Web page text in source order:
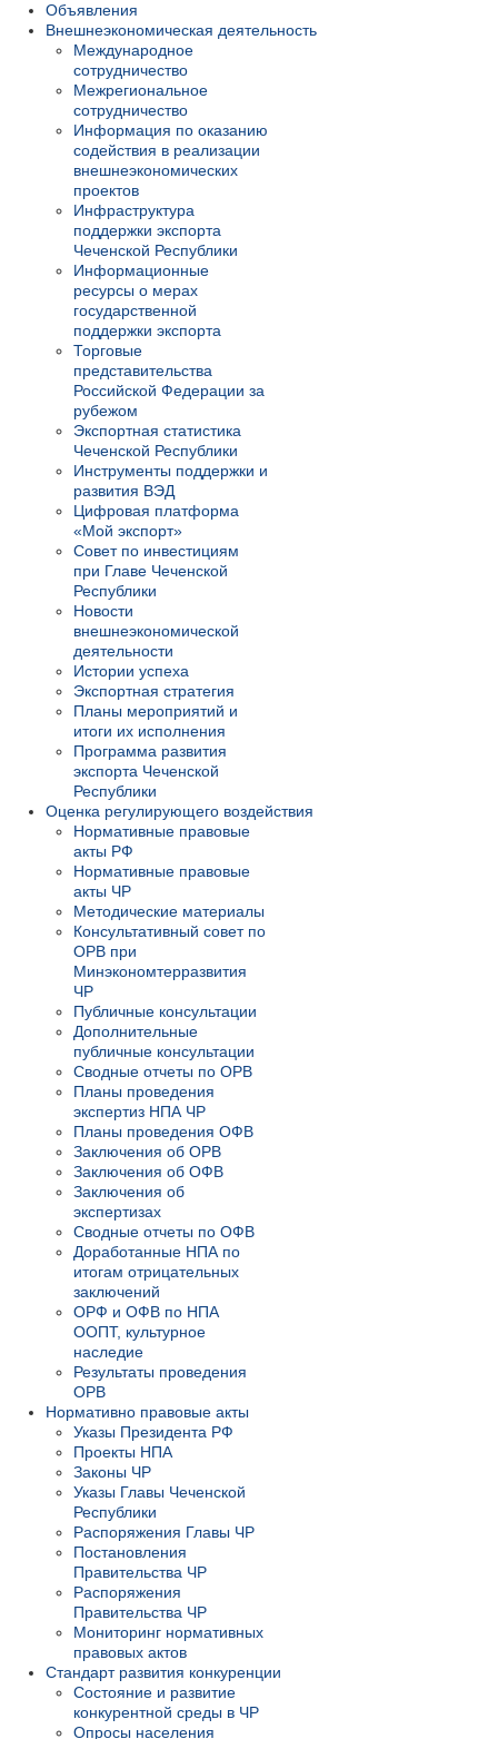
Объявления
Внешнеэкономическая деятельность
Международное
сотрудничество
Межрегиональное
сотрудничество
Информация по оказанию
содействия в реализации
внешнеэкономических
проектов
Инфраструктура
поддержки экспорта
Чеченской Республики
Информационные
ресурсы о мерах
государственной
поддержки экспорта
Торговые
представительства
Российской Федерации за
рубежом
Экспортная статистика
Чеченской Республики
Инструменты поддержки и
развития ВЭД
Цифровая платформа
«Мой экспорт»
Совет по инвестициям
при Главе Чеченской
Республики
Новости
внешнеэкономической
деятельности
Истории успеха
Экспортная стратегия
Планы мероприятий и
итоги их исполнения
Программа развития
экспорта Чеченской
Республики
Оценка регулирующего воздействия
Нормативные правовые
акты РФ
Нормативные правовые
акты ЧР
Методические материалы
Консультативный совет по
ОРВ при
Минэкономтерразвития
ЧР
Публичные консультации
Дополнительные
публичные консультации
Сводные отчеты по ОРВ
Планы проведения
экспертиз НПА ЧР
Планы проведения ОФВ
Заключения об ОРВ
Заключения об ОФВ
Заключения об
экспертизах
Сводные отчеты по ОФВ
Доработанные НПА по
итогам отрицательных
заключений
ОРФ и ОФВ по НПА
ООПТ, культурное
наследие
Результаты проведения
ОРВ
Нормативно правовые акты
Указы Президента РФ
Проекты НПА
Законы ЧР
Указы Главы Чеченской
Республики
Распоряжения Главы ЧР
Постановления
Правительства ЧР
Распоряжения
Правительства ЧР
Мониторинг нормативных
правовых актов
Стандарт развития конкуренции
Состояние и развитие
конкурентной среды в ЧР
Опросы населения